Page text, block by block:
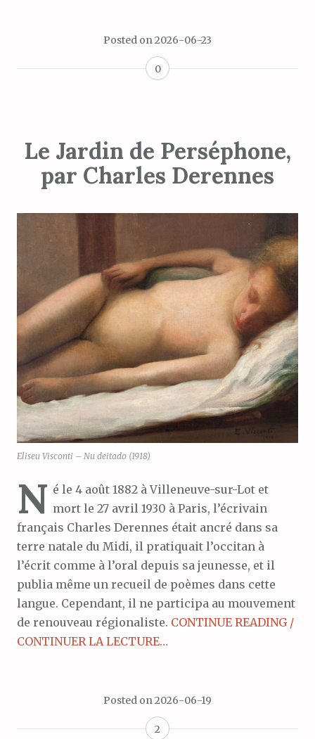
Posted on2026-06-23
0
Le Jardin de Perséphone,
par Charles Derennes
Eliseu Visconti – Nu deitado (1918)
N é le 4 août 1882 à Villeneuve-sur-Lot et
mort le 27 avril 1930 à Paris, l’écrivain
français Charles Derennes était ancré dans sa
terre natale du Midi, il pratiquait l’occitan à
l’écrit comme à l’oral depuis sa jeunesse, et il
publia même un recueil de poèmes dans cette
langue. Cependant, il ne participa au mouvement
de renouveau régionaliste. CONTINUE READING /
CONTINUER LA LECTURE…
Posted on2026-06-19
2